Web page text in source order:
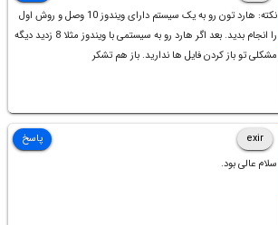
نکته: هارد تون رو به یک سیستم دارای ویندوز 10 وصل و روش اول
را انجام بدید. بعد اگر هارد رو به سیستمی با ویندوز مثلا 8 زدید دیگه
مشکلی تو باز کردن فایل ها ندارید. باز هم تشکر
exir
سلام عالی بود.
پاسخ